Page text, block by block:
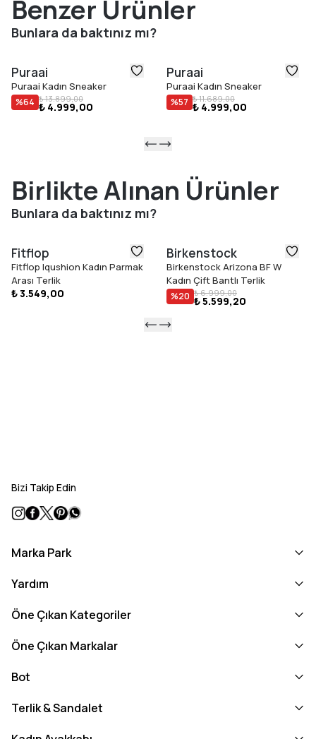
Benzer Ürünler
Bunlara da baktınız mı?
Puraai
Puraai Kadın Sneaker
%64 ₺ 13.899,00
₺ 4.999,00
Puraai
Puraai Kadın Sneaker
%57 ₺ 11.689,00
₺ 4.999,00
Birlikte Alınan Ürünler
Bunlara da baktınız mı?
Fitflop
Fitflop Iqushion Kadın Parmak
Arası Terlik
₺ 3.549,00
Birkenstock
Birkenstock Arizona BF W
Kadın Çift Bantlı Terlik
%20 ₺ 6.999,00
₺ 5.599,20
Bizi Takip Edin
Marka Park
Yardım
Öne Çıkan Kategoriler
Öne Çıkan Markalar
Bot
Terlik & Sandalet